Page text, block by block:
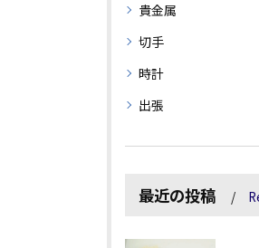
貴金属
切手
時計
出張
最近の投稿